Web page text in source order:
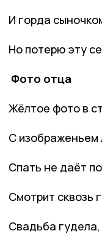
И горда
Но потерю эту
Фото отца
Жёлтое фото в
С изображеньем
Спать не даёт
Смотрит сквозь
Свадьба